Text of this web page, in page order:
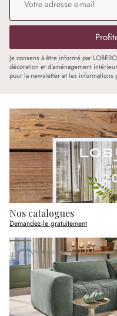
Je consens à être informé par
décoration et d'aménagement
pour la newsletter et les informations
Nos catalogues
Demandez-le gratuitement